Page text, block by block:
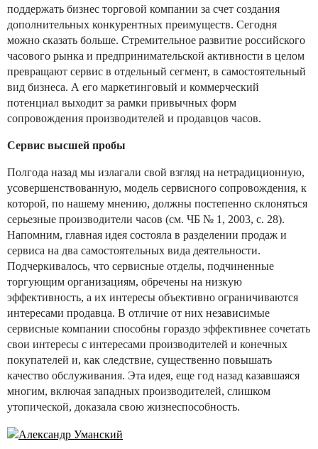
поддержать бизнес торговой компании за счет создания
дополнительных конкурентных преимуществ. Сегодня
можно сказать больше. Стремительное развитие российского
часового рынка и предпринимательской активности в целом
превращают сервис в отдельный сегмент, в самостоятельный
вид бизнеса. А его маркетинговый и коммерческий
потенциал выходит за рамки привычных форм
сопровождения производителей и продавцов часов.
Сервис высшей пробы
Полгода назад мы излагали свой взгляд на нетрадиционную,
усовершенствованную, модель сервисного сопровождения, к
которой, по нашему мнению, должны постепенно склоняться
серьезные производители часов (см. ЧБ № 1, 2003, с. 28).
Напомним, главная идея состояла в разделении продаж и
сервиса на два самостоятельных вида деятельности.
Подчеркивалось, что сервисные отделы, подчиненные
торгующим организациям, обречены на низкую
эффективность, а их интересы объективно ограничиваются
интересами продавца. В отличие от них независимые
сервисные компании способны гораздо эффективнее сочетать
свои интересы с интересами производителей и конечных
покупателей и, как следствие, существенно повышать
качество обслуживания. Эта идея, еще год назад казавшаяся
многим, включая западных производителей, слишком
утопической, доказала свою жизнеспособность.